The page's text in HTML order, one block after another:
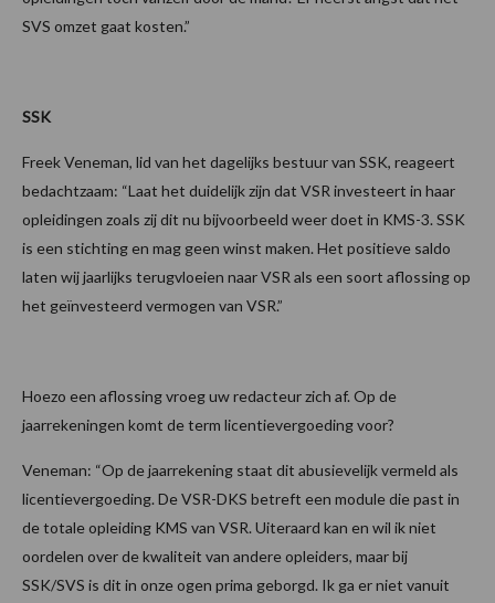
SVS omzet gaat kosten.”
SSK
Freek Veneman, lid van het dagelijks bestuur van SSK, reageert
bedachtzaam: “Laat het duidelijk zijn dat VSR investeert in haar
opleidingen zoals zij dit nu bijvoorbeeld weer doet in KMS-3. SSK
is een stichting en mag geen winst maken. Het positieve saldo
laten wij jaarlijks terugvloeien naar VSR als een soort aflossing op
het geïnvesteerd vermogen van VSR.”
Hoezo een aflossing vroeg uw redacteur zich af. Op de
jaarrekeningen komt de term licentievergoeding voor?
Veneman: “Op de jaarrekening staat dit abusievelijk vermeld als
licentievergoeding. De VSR-DKS betreft een module die past in
de totale opleiding KMS van VSR. Uiteraard kan en wil ik niet
oordelen over de kwaliteit van andere opleiders, maar bij
SSK/SVS is dit in onze ogen prima geborgd. Ik ga er niet vanuit